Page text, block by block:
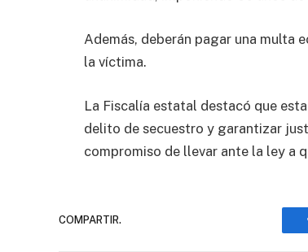
Además, deberán pagar una multa
la víctima.
La Fiscalía estatal destacó que
delito de secuestro y garantizar
compromiso de llevar ante la ley a
COMPARTIR.